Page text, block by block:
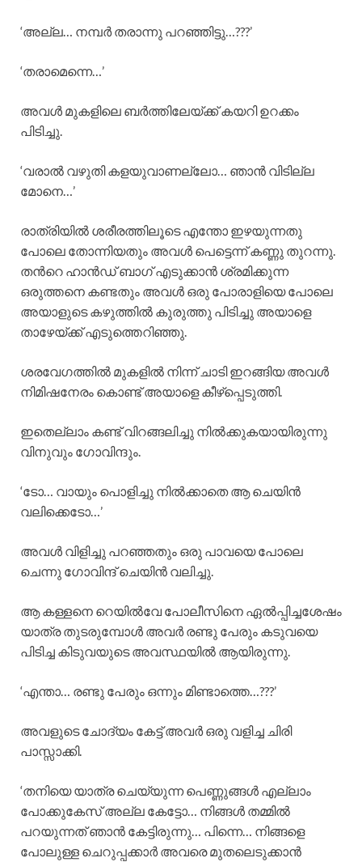
‘അല്ല… നമ്പര്‍ തരാന്നു പറഞ്ഞിട്ടു…???’
‘തരാമെന്നെ…’
അവള്‍ മുകളിലെ ബര്‍ത്തിലേയ്ക്ക് കയറി ഉറക്കം
പിടിച്ചു.
‘വരാല്‍ വഴുതി കളയുവാണല്ലോ… ഞാന്‍ വിടില്ല
മോനെ…’
രാത്രിയില്‍ ശരീരത്തിലൂടെ എന്തോ ഇഴയുന്നതു
പോലെ തോന്നിയതും അവള്‍ പെട്ടെന്ന് കണ്ണു തുറന്നു.
തന്‍റെ ഹാന്‍ഡ് ബാഗ് എടുക്കാന്‍ ശ്രമിക്കുന്ന
ഒരുത്തനെ കണ്ടതും അവള്‍ ഒരു പോരാളിയെ പോലെ
അയാളുടെ കഴുത്തില്‍ കുരുത്തു പിടിച്ചു അയാളെ
താഴേയ്ക്ക് എടുത്തെറിഞ്ഞു.
ശരവേഗത്തില്‍ മുകളില്‍ നിന്ന് ചാടി ഇറങ്ങിയ അവള്‍
നിമിഷനേരം കൊണ്ട് അയാളെ കീഴ്പ്പെടുത്തി.
ഇതെല്ലാം കണ്ട് വിറങ്ങലിച്ചു നില്‍ക്കുകയായിരുന്നു
വിനുവും ഗോവിന്ദും.
‘ടോ… വായും പൊളിച്ചു നില്‍ക്കാതെ ആ ചെയിന്‍
വലിക്കെടോ…’
അവള്‍ വിളിച്ചു പറഞ്ഞതും ഒരു പാവയെ പോലെ
ചെന്നു ഗോവിന്ദ് ചെയിന്‍ വലിച്ചു.
ആ കള്ളനെ റെയില്‍വേ പോലീസിനെ ഏല്‍പ്പിച്ചശേഷം
യാത്ര തുടരുമ്പോള്‍ അവര്‍ രണ്ടു പേരും കടുവയെ
പിടിച്ച കിടുവയുടെ അവസ്ഥയില്‍ ആയിരുന്നു.
‘എന്താ… രണ്ടു പേരും ഒന്നും മിണ്ടാത്തെ…???’
അവളുടെ ചോദ്യം കേട്ട് അവര്‍ ഒരു വളിച്ച ചിരി
പാസ്സാക്കി.
‘തനിയെ യാത്ര ചെയ്യുന്ന പെണ്ണുങ്ങള്‍ എല്ലാം
പോക്കുകേസ് അല്ല കേട്ടോ… നിങ്ങള്‍ തമ്മില്‍
പറയുന്നത് ഞാന്‍ കേട്ടിരുന്നു… പിന്നെ… നിങ്ങളെ
പോലുള്ള ചെറുപ്പക്കാര്‍ അവരെ മുതലെടുക്കാന്‍